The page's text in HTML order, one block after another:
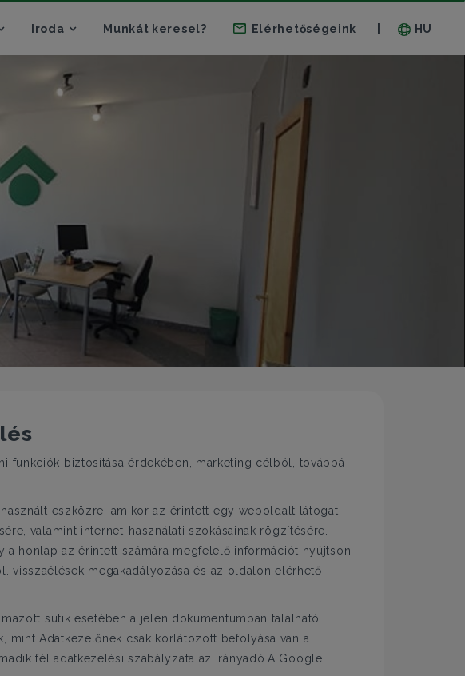
HU
Iroda Munkát keresel? Elérhetőségeink
funkciók biztosítása érdekében, marketing célból, továbbá
eszközre, amikor az érintett egy weboldalt látogat
valamint internet-használati szokásainak rögzítésére.
honlap az érintett számára megfelelő információt nyújtson,
megakadályozása és az oldalon elérhető
sütik esetében a jelen dokumentumban található
mint Adatkezelőnek csak korlátozott befolyása van a
fél adatkezelési szabályzata az irányadó.A Google